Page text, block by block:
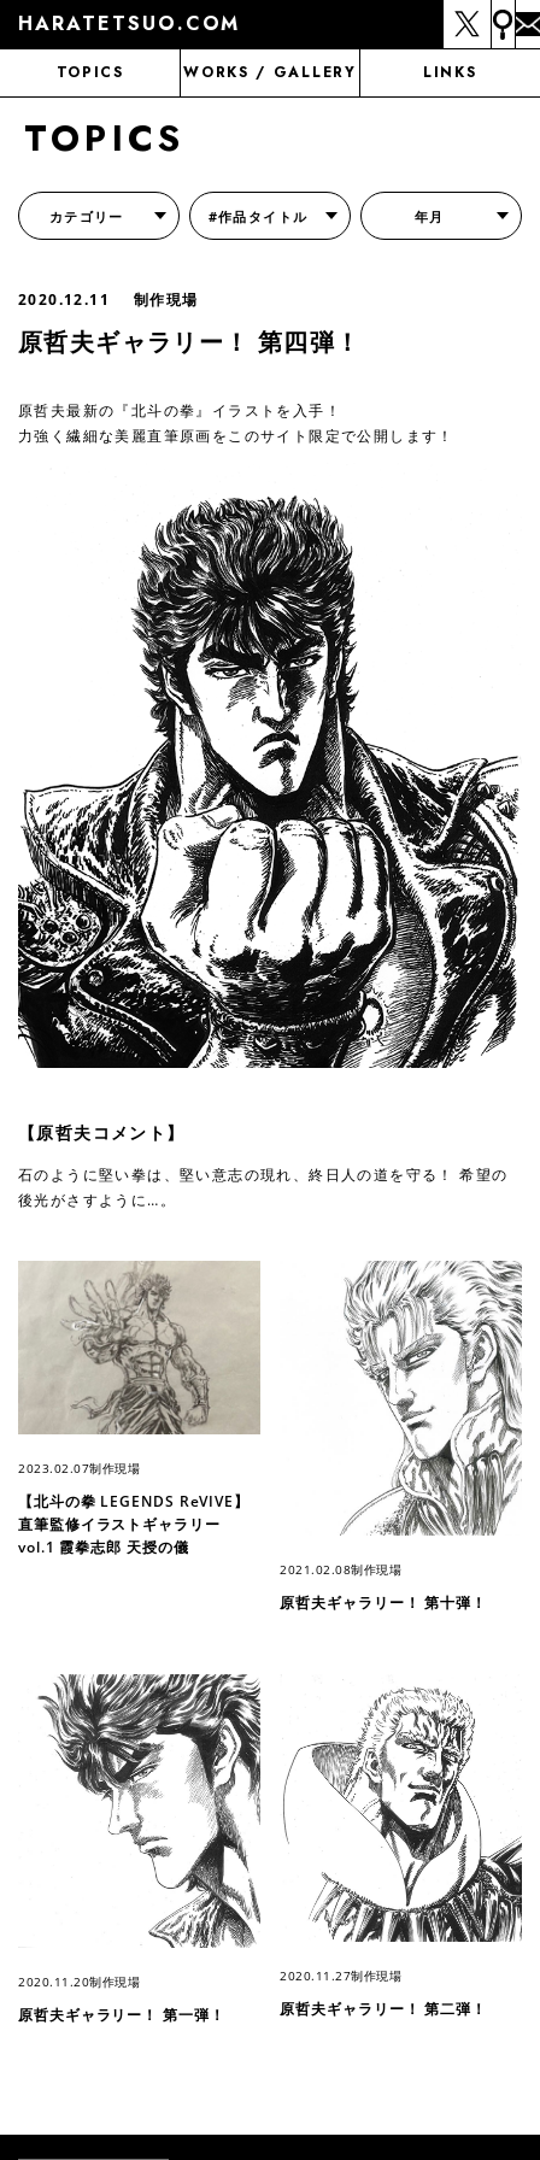
HARATETSUO.COM
TOPICS WORKS / GALLERY LINKS
TOPICS
カテゴリー #作品タイトル 年月
2020.12.11 制作現場
原哲夫ギャラリー！ 第四弾！
原哲夫最新の『北斗の拳』イラストを入手！
力強く繊細な美麗直筆原画をこのサイト限定で公開します！
【原哲夫コメント】
石のように堅い拳は、堅い意志の現れ、終日人の道を守る！ 希望の
後光がさすように…。
2023.02.07制作現場
【北斗の拳 LEGENDS ReVIVE】
直筆監修イラストギャラリー
vol.1 霞拳志郎 天授の儀
2021.02.08制作現場
原哲夫ギャラリー！ 第十弾！
2020.11.20制作現場
原哲夫ギャラリー！ 第一弾！
2020.11.27制作現場
原哲夫ギャラリー！ 第二弾！